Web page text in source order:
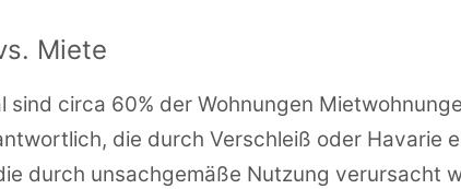
Miete
sind circa 60% der Wohnungen
die durch Verschleiß oder Havarie
durch unsachgemäße Nutzung verursacht